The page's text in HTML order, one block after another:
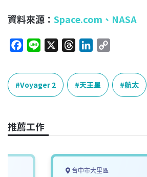
資料來源： Space.com 、 NASA
c
e
b
o
k
n
e
r
e
a
n
k
e
n
y
k
Voyager 2 天王星 航太
推薦工作
台中市大里區